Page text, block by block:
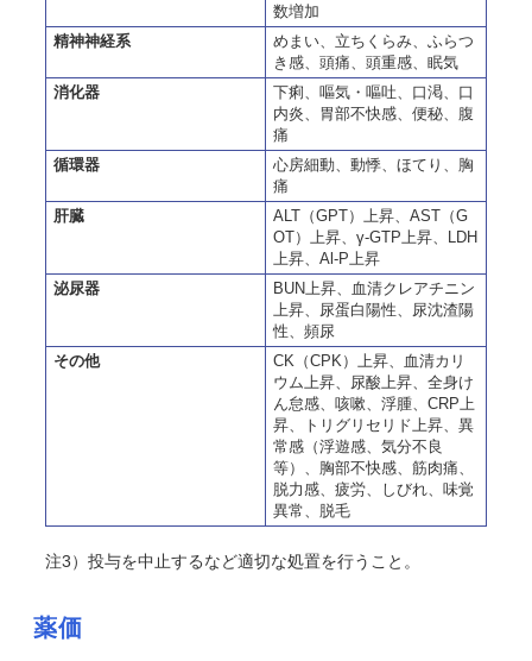
数増加
精神神経系
めまい、立ちくらみ、ふらつ
き感、頭痛、頭重感、眠気
消化器
下痢、嘔気・嘔吐、口渇、口
内炎、胃部不快感、便秘、腹
痛
循環器
心房細動、動悸、ほてり、胸
痛
肝臓
ALT（GPT）上昇、AST（G
OT）上昇、γ-GTP上昇、LDH
上昇、Al-P上昇
泌尿器
BUN上昇、血清クレアチニン
上昇、尿蛋白陽性、尿沈渣陽
性、頻尿
その他
CK（CPK）上昇、血清カリ
ウム上昇、尿酸上昇、全身け
ん怠感、咳嗽、浮腫、CRP上
昇、トリグリセリド上昇、異
常感（浮遊感、気分不良
等）、胸部不快感、筋肉痛、
脱力感、疲労、しびれ、味覚
異常、脱毛
注3）投与を中止するなど適切な処置を行うこと。
薬価